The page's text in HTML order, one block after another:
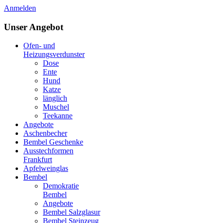
Anmelden
Unser Angebot
Ofen- und
Heizungsverdunster
Dose
Ente
Hund
Katze
länglich
Muschel
Teekanne
Angebote
Aschenbecher
Bembel Geschenke
Ausstechformen
Frankfurt
Apfelweinglas
Bembel
Demokratie
Bembel
Angebote
Bembel Salzglasur
Bembel Steinzeug